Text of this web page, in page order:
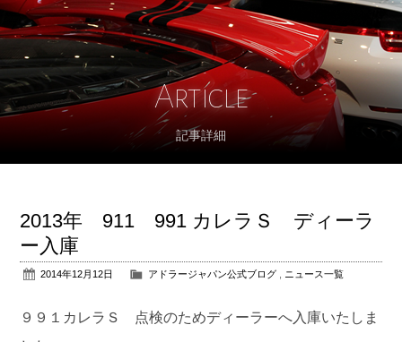
修理事例の紹介
愛車の買取査定
購入から納車までの流れ
公式ブログ
会社概要
アクセス
Article
記事詳細
2013年 911 991 カレラＳ ディーラ
ー入庫
2014年12月12日 アドラージャパン公式ブログ ニュース一覧
９９１カレラＳ 点検のためディーラーへ入庫いたしま